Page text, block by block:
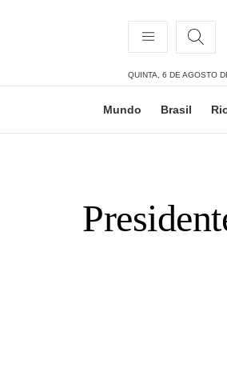
QUINTA, 6 DE AGOSTO
Mundo Brasil